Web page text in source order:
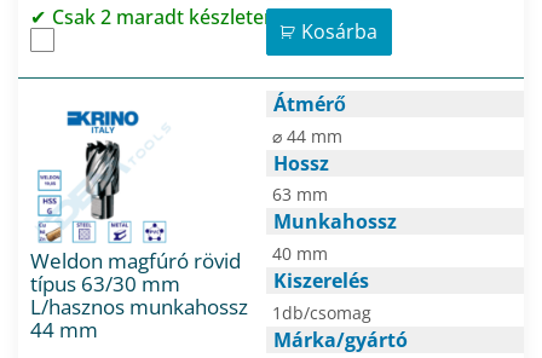
Csak 2 maradt készleten
Kosárba
Weldon magfúró rövid
típus 63/30 mm
L/hasznos munkahossz
44 mm
Átmérő
⌀ 44 mm
Hossz
63 mm
Munkahossz
40 mm
Kiszerelés
1db/csomag
Márka/gyártó